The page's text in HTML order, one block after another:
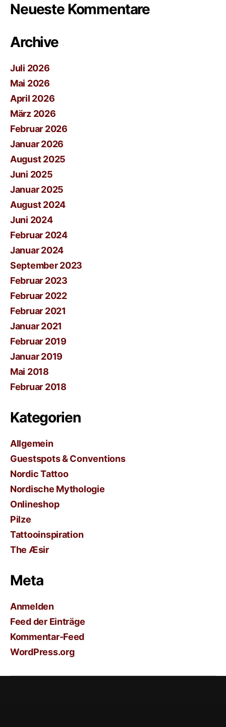
Neueste Kommentare
Archive
Juli 2026
Mai 2026
April 2026
März 2026
Februar 2026
Januar 2026
August 2025
Juni 2025
Januar 2025
August 2024
Juni 2024
Februar 2024
Januar 2024
September 2023
Februar 2023
Februar 2022
Februar 2021
Januar 2021
Februar 2019
Januar 2019
Mai 2018
Februar 2018
Kategorien
Allgemein
Guestspots & Conventions
Nordic Tattoo
Nordische Mythologie
Onlineshop
Pilze
Tattooinspiration
The Æsir
Meta
Anmelden
Feed der Einträge
Kommentar-Feed
WordPress.org